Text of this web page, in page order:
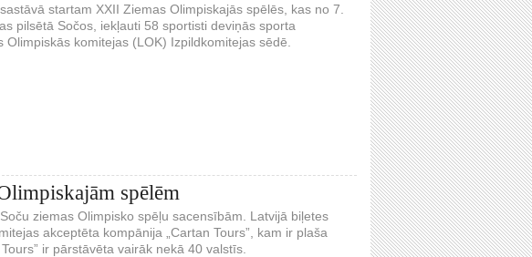
startam XXII Ziemas Olimpiskajās spēlēs, kas no 7.
pilsētā Sočos, iekļauti 58 sportisti deviņās sporta
komitejas (LOK) Izpildkomitejas sēdē.
spēlēm
ziemas Olimpisko spēļu sacensībām. Latvijā biļetes
akceptēta kompānija „Cartan Tours”, kam ir plaša
ir pārstāvēta vairāk nekā 40 valstīs.